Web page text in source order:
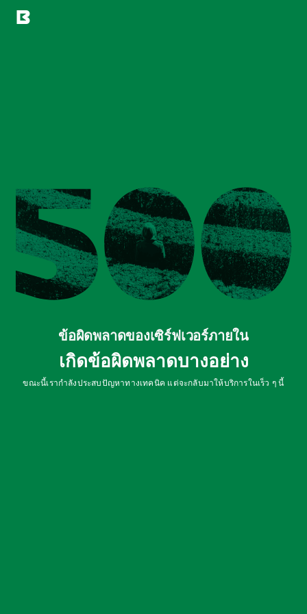
ข้อผิดพลาดของเซิร์ฟเวอร์ภายใน
เกิดข้อผิดพลาดบางอย่าง
ขณะนี้เรากำลังประสบปัญหาทางเทคนิค แต่จะกลับมาให้บริการในเร็ว ๆ นี้